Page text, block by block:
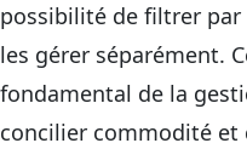
possibilité de filtrer
les gérer séparément.
fondamental de la
concilier commodité